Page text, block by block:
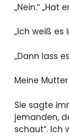
„Nein.“ „Hat
„Ich weiß es
„Dann lass
Meine
Sie sagte
jemanden,
schaut“. Ich